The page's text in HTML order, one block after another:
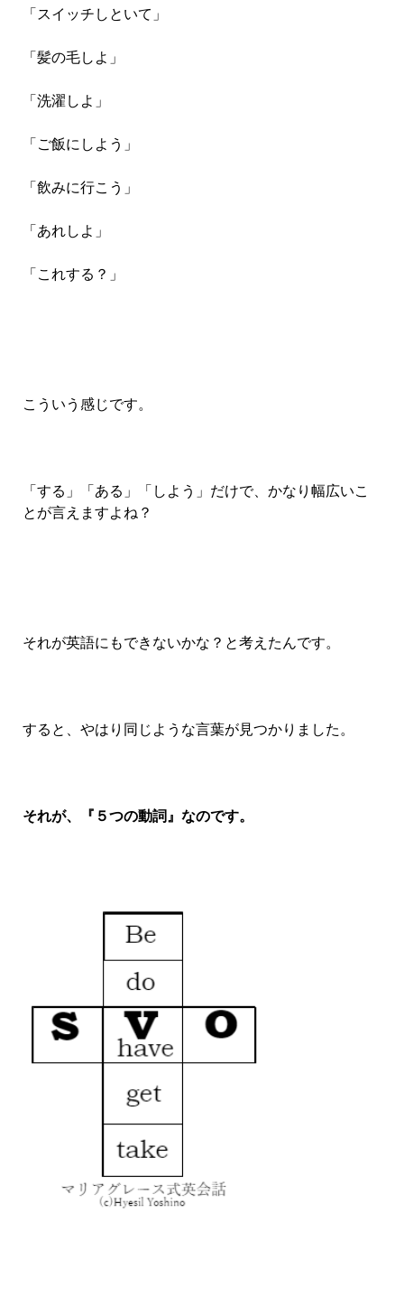
「スイッチしといて」
「髪の毛しよ」
「洗濯しよ」
「ご飯にしよう」
「飲みに行こう」
「あれしよ」
「これする？」
こういう感じです。
「する」「ある」「しよう」だけで、かなり幅広いこ
とが言えますよね？
それが英語にもできないかな？と考えたんです。
すると、やはり同じような言葉が見つかりました。
それが、『５つの動詞』なのです。